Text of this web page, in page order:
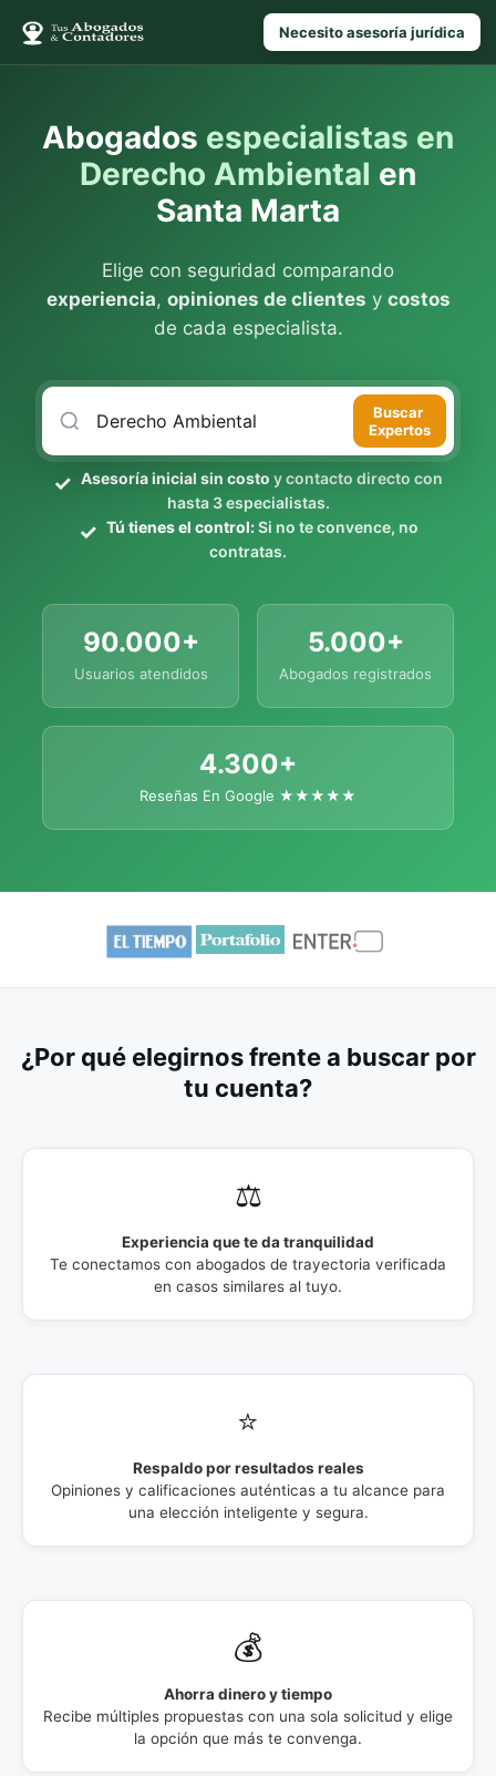
Necesito asesoría jurídica
Abogados especialistas en
Derecho Ambiental en
Santa Marta
Elige con seguridad comparando
experiencia, opiniones de clientes y costos
de cada especialista.
Buscar
Expertos
Asesoría inicial sin costo y contacto directo con
hasta 3 especialistas.
Tú tienes el control:Si no te convence, no
contratas.
90.000+
Usuarios atendidos
5.000+
Abogados registrados
4.300+
Reseñas En Google ★★★★★
¿Por qué elegirnos frente a buscar por
tu cuenta?
⚖️
Experiencia que te da tranquilidad
Te conectamos con abogados de trayectoria verificada
en casos similares al tuyo.
⭐
Respaldo por resultados reales
Opiniones y calificaciones auténticas a tu alcance para
una elección inteligente y segura.
💰
Ahorra dinero y tiempo
Recibe múltiples propuestas con una sola solicitud y elige
la opción que más te convenga.